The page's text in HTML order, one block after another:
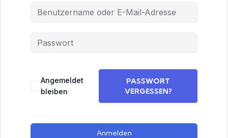
Angemeldet
bleiben
PASSWORT
VERGESSEN?
Anmelden